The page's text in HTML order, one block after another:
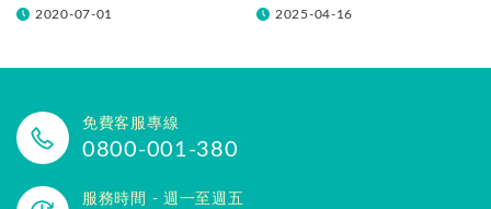
2020-07-01
一次看！
2025-04-16
免費客服專線
0800-001-380
服務時間 - 週一至週五